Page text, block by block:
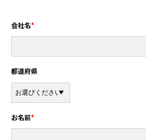
会社名*
都道府県
お名前*